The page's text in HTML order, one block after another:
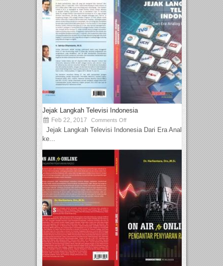
Jejak Langkah Televisi Indonesia
Feb 22, 2017 Comments Off
Jejak Langkah Televisi Indonesia Dari Era Analog
ke...